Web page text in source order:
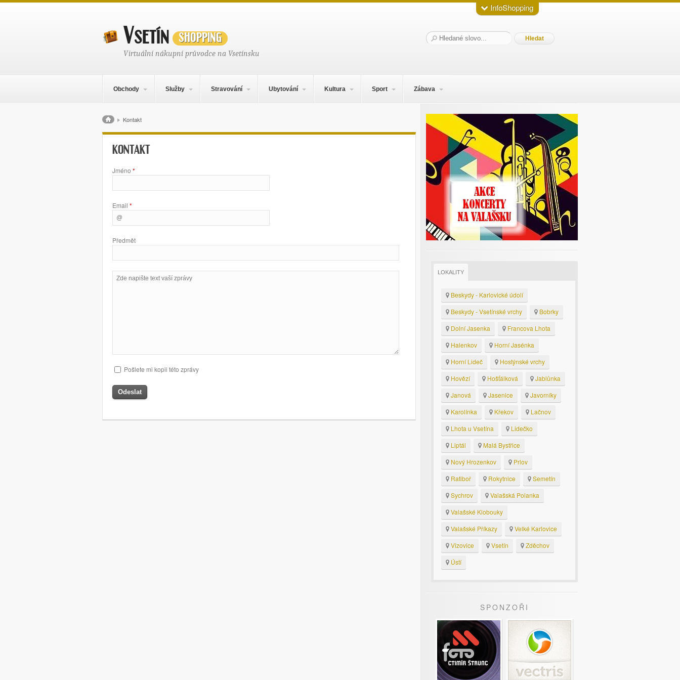
Vsetínshopping
Virtuální nákupní průvodce na Vsetínsku
Hledat:
Obchody Služby Stravování Ubytování Kultura Sport Zábava
Drobečková navigace
Kontakt
KONTAKT
Jméno *
Email *
Předmět
Zpráva
Pošlete mi kopii této zprávy
LOKALITY
Beskydy - Karlovické údolí
Beskydy - Vsetínské vrchy
Bobrky
Dolní Jasenka
Francova Lhota
Halenkov
Horní Jasénka
Horní Lideč
Hostýnské vrchy
Hovězí
Hošťálková
Jablůnka
Janová
Jasenice
Javorníky
Karolínka
Křekov
Lačnov
Lhota u Vsetína
Lidečko
Liptál
Malá Bystřice
Nový Hrozenkov
Prlov
Ratiboř
Rokytnice
Semetín
Sychrov
Valašská Polanka
Valašské Klobouky
Valašské Příkazy
Velké Karlovice
Vizovice
Vsetín
Zděchov
Ústí
SPONZOŘI
InfoShopping